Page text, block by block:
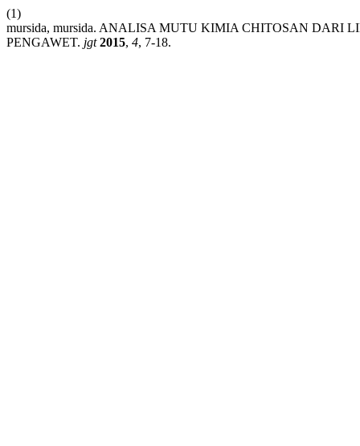
(1)
mursida, mursida. ANALISA MUTU KIMIA CHITOSAN DARI
PENGAWET. jgt 2015, 4, 7-18.